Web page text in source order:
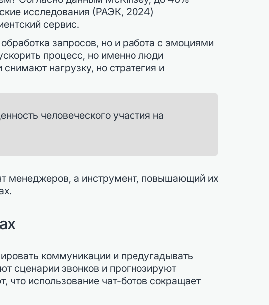
исследования (РАЭК, 2024)
сервис.
запросов, но и работа с эмоциями
процесс, но именно люди
нагрузку, но стратегия и
человеческого участия на
менеджеров, а инструмент, повышающий их
коммуникации и предугадывать
сценарии звонков и прогнозируют
что использование чат-ботов сокращает